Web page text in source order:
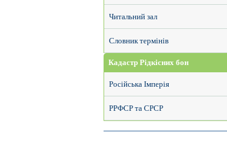
Читальний зал
Словник термінів
Кадастр Рідкісних бон
Російська Імперія
РРФСР та СРСР